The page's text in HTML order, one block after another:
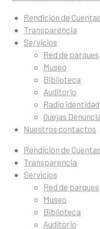
Rendición de Cuentas
Transparencia
Servicios
Red de parques
Museo
Biblioteca
Auditorio
Radio identidad
Quejas
Nuestros contactos
Rendición de Cuentas
Transparencia
Servicios
Red de parques
Museo
Biblioteca
Auditorio